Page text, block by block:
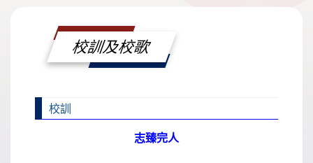
校訓及校歌
校訓
志臻完人